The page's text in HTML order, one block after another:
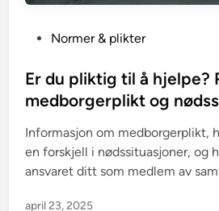
s
t
d
i
n
Normer & plikter
Er du pliktig til å hjelpe?
medborgerplikt og
Informasjon om medborgerplikt,
en forskjell i nødssituasjoner, og
ansvaret ditt som medlem av
april 23, 2025